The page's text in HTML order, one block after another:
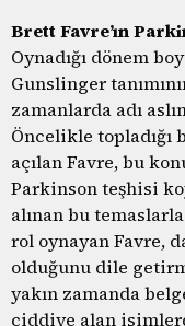
Brett Favre’ın
Oynadığı dönem
Gunslinger
zamanlarda adı
Öncelikle
açılan Favre, bu
Parkinson teşhisi
alınan bu
rol oynayan Favre,
olduğunu dile
yakın zamanda
ciddiye alan